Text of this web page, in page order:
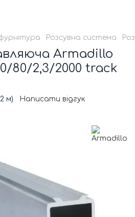
Розсувна система
Armadillo
80/2,3/2000 track
м) Написати відгук